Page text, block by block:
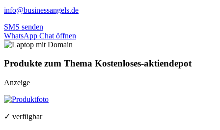
info@businessangels.de
SMS senden
WhatsApp Chat öffnen
Produkte zum Thema Kostenloses-aktiendepot
Anzeige
✓ verfügbar